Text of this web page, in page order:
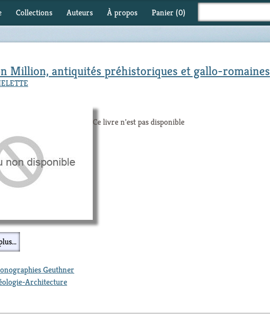
Collections Auteurs À propos Panier (0)
Million, antiquités préhistoriques et gallo-romaines
Ce livre n'est pas disponible
Geuthner
Architecture